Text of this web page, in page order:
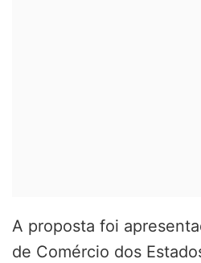
A proposta foi
de Comércio dos